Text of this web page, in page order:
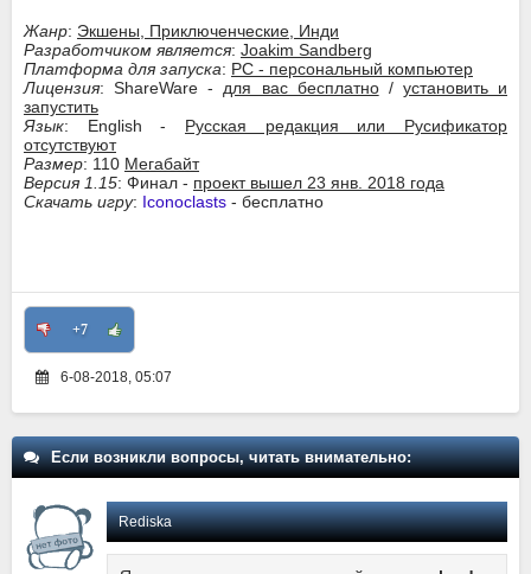
Жанр: Экшены, Приключенческие, Инди
Разработчиком является: Joakim Sandberg
Платформа для запуска: PC - персональный компьютер
Лицензия: ShareWare -для вас бесплатно/ установить и
запустить
Язык: English - Русская редакция или Русификатор
отсутствуют
Размер: 110 Мегабайт
Версия 1.15: Финал - проект вышел 23 янв. 2018 года
Скачать игру: Iconoclasts - бесплатно
+7
6-08-2018, 05:07
Если возникли вопросы, читать внимательно:
Rediska